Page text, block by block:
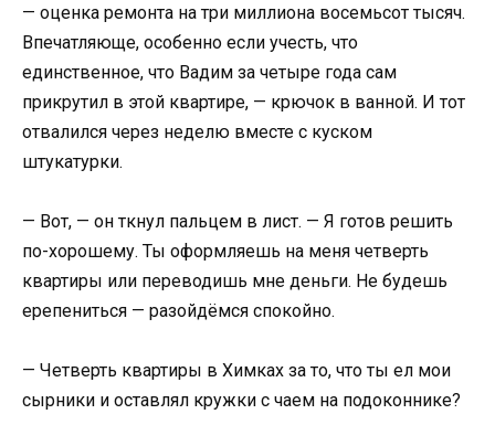
— оценка ремонта на три миллиона восемьсот тысяч.
Впечатляюще, особенно если учесть, что
единственное, что Вадим за четыре года сам
прикрутил в этой квартире, — крючок в ванной. И тот
отвалился через неделю вместе с куском
штукатурки.
— Вот, — он ткнул пальцем в лист. — Я готов решить
по-хорошему. Ты оформляешь на меня четверть
квартиры или переводишь мне деньги. Не будешь
ерепениться — разойдёмся спокойно.
— Четверть квартиры в Химках за то, что ты ел мои
сырники и оставлял кружки с чаем на подоконнике?